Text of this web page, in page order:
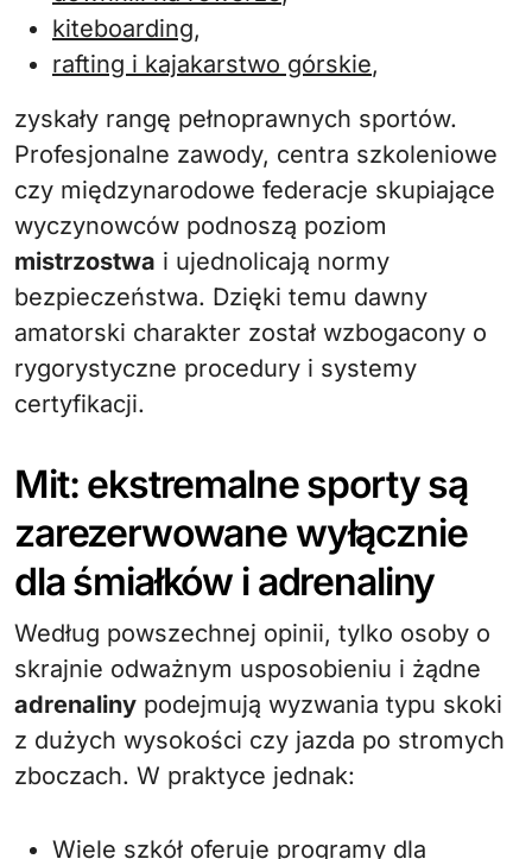
kiteboarding,
rafting i kajakarstwo górskie,
zyskały rangę pełnoprawnych sportów.
Profesjonalne zawody, centra szkoleniowe
czy międzynarodowe federacje skupiające
wyczynowców podnoszą poziom
mistrzostwa i ujednolicają normy
bezpieczeństwa. Dzięki temu dawny
amatorski charakter został wzbogacony o
rygorystyczne procedury i systemy
certyfikacji.
Mit: ekstremalne sporty są
zarezerwowane wyłącznie
dla śmiałków i adrenaliny
Według powszechnej opinii, tylko osoby o
skrajnie odważnym usposobieniu i żądne
adrenaliny podejmują wyzwania typu skoki
z dużych wysokości czy jazda po stromych
zboczach. W praktyce jednak:
Wiele szkół oferuje programy dla